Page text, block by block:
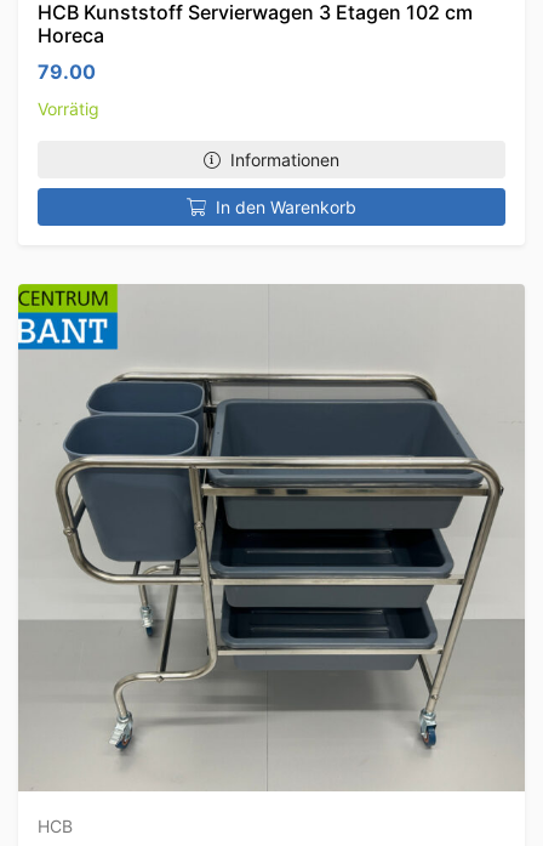
HCB Kunststoff Servierwagen 3 Etagen 102 cm
Horeca
79.00
Vorrätig
Informationen
In den Warenkorb
HCB